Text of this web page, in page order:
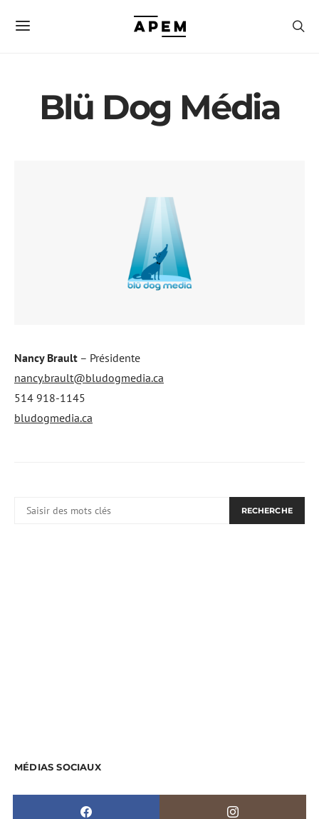
Blü Dog Média
Nancy Brault – Présidente
nancy.brault@bludogmedia.ca
514 918-1145
bludogmedia.ca
RECHERCHE
MÉDIAS SOCIAUX